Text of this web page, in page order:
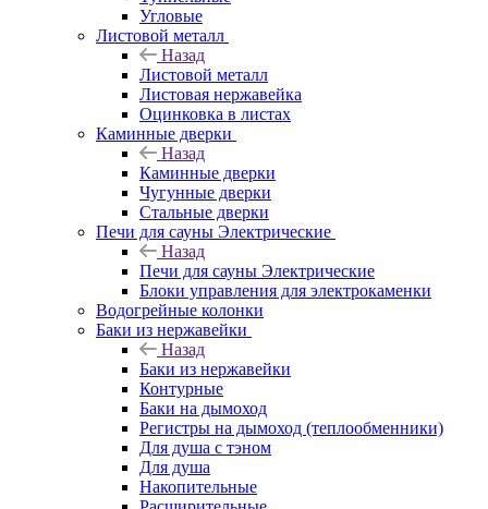
Угловые
Листовой металл
Назад
Листовой металл
Листовая нержавейка
Оцинковка в листах
Каминные дверки
Назад
Каминные дверки
Чугунные дверки
Стальные дверки
Печи для сауны Электрические
Назад
Печи для сауны Электрические
Блоки управления для электрокаменки
Водогрейные колонки
Баки из нержавейки
Назад
Баки из нержавейки
Контурные
Баки на дымоход
Регистры на дымоход (теплообменники)
Для душа с тэном
Для душа
Накопительные